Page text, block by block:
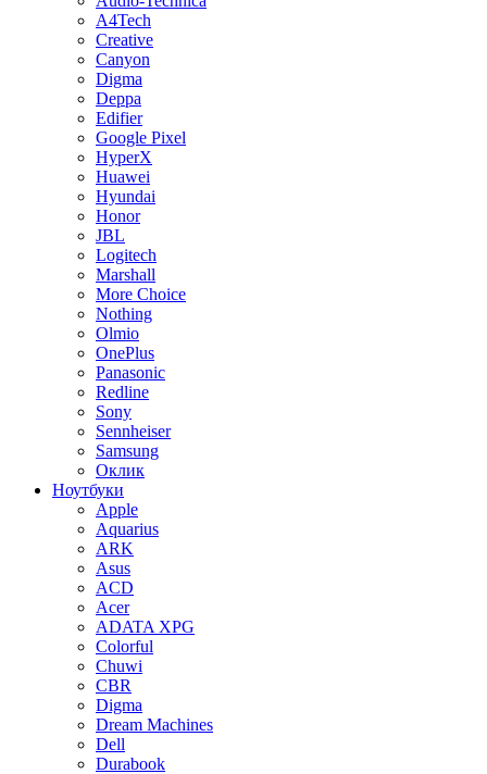
A4Tech
Creative
Canyon
Digma
Deppa
Edifier
Google Pixel
HyperX
Huawei
Hyundai
Honor
JBL
Logitech
Marshall
More Choice
Nothing
Olmio
OnePlus
Panasonic
Redline
Sony
Sennheiser
Samsung
Оклик
Ноутбуки
Apple
Aquarius
ARK
Asus
ACD
Acer
ADATA XPG
Colorful
Chuwi
CBR
Digma
Dream Machines
Dell
Durabook